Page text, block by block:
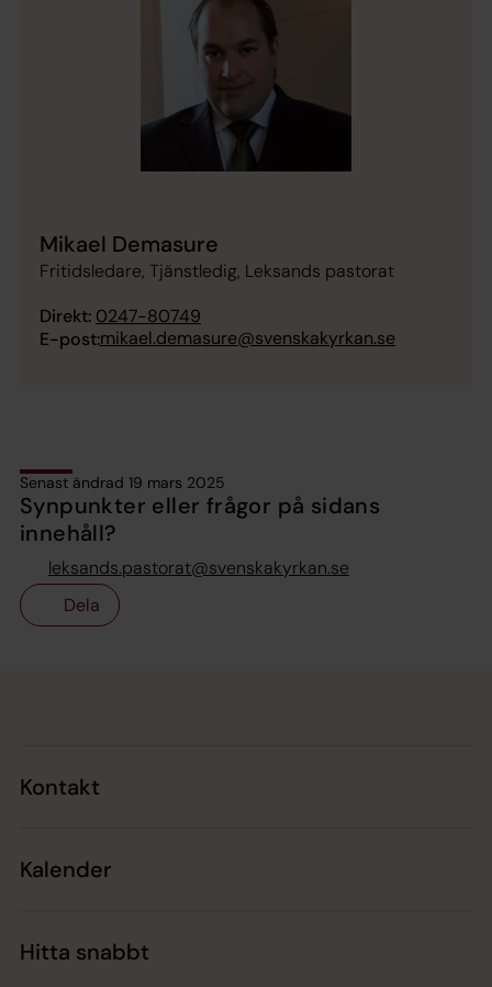
Mikael Demasure
Fritidsledare, Tjänstledig, Leksands pastorat
Direkt: 0247-80749
E-post:mikael.demasure@svenskakyrkan.se
Senast ändrad 19 mars 2025
Synpunkter eller frågor på sidans
innehåll?
leksands.pastorat@svenskakyrkan.se
Dela
Kontakt
Kalender
Hitta snabbt